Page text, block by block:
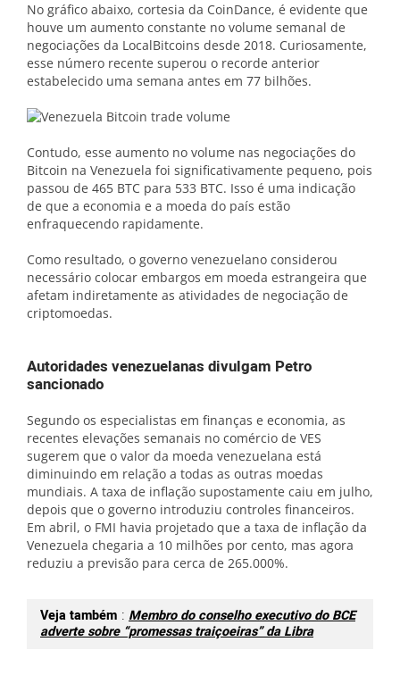
No gráfico abaixo, cortesia da CoinDance, é evidente que
houve um aumento constante no volume semanal de
negociações da LocalBitcoins desde 2018. Curiosamente,
esse número recente superou o recorde anterior
estabelecido uma semana antes em 77 bilhões.
Contudo, esse aumento no volume nas negociações do
Bitcoin na Venezuela foi significativamente pequeno, pois
passou de 465 BTC para 533 BTC. Isso é uma indicação
de que a economia e a moeda do país estão
enfraquecendo rapidamente.
Como resultado, o governo venezuelano considerou
necessário colocar embargos em moeda estrangeira que
afetam indiretamente as atividades de negociação de
criptomoedas.
Autoridades venezuelanas divulgam Petro
sancionado
Segundo os especialistas em finanças e economia, as
recentes elevações semanais no comércio de VES
sugerem que o valor da moeda venezuelana está
diminuindo em relação a todas as outras moedas
mundiais. A taxa de inflação supostamente caiu em julho,
depois que o governo introduziu controles financeiros.
Em abril, o FMI havia projetado que a taxa de inflação da
Venezuela chegaria a 10 milhões por cento, mas agora
reduziu a previsão para cerca de 265.000%.
Veja também : Membro do conselho executivo do BCE
adverte sobre “promessas traiçoeiras” da Libra